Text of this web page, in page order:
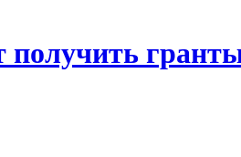
получить